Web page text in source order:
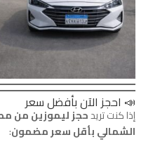
📣 احجز الآن بأفضل سعر
إذا كنت تريدحجز ليموزين من
الشمالي بأقل سعر مضمون: